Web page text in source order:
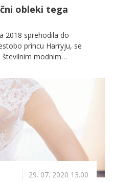
obleki tega
2018 sprehodila do
princu Harryju, se
številnim modnim
vojvodinja in pod
hiša Givenchy. Da gre
vseh časov, pa priča
Tatler razglasili za
desetletja, medtem ko
uvrstila na drugo
29. 07. 2020 13.00